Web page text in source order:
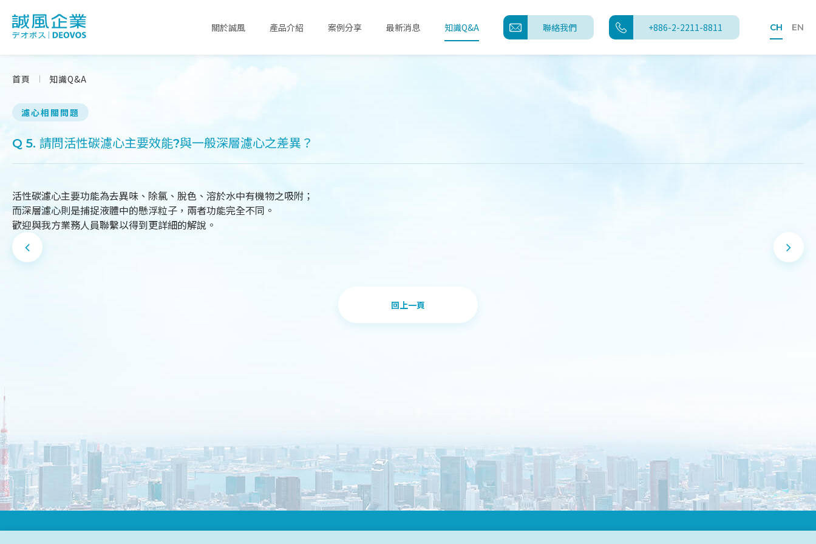
關於誠風 產品介紹 案例分享 最新消息 知識Q&A 聯絡我們 +886-2-2211-8811 CH EN
首頁 知識Q&A
濾心相關問題
Q 5. 請問活性碳濾心主要效能?與一般深層濾心之差異？
活性碳濾心主要功能為去異味、除氯、脫色、溶於水中有機物之吸附；
而深層濾心則是捕捉液體中的懸浮粒子，兩者功能完全不同。
歡迎與我方業務人員聯繫以得到更詳細的解說。
回上一頁
案例分享
DESIGN IBEST